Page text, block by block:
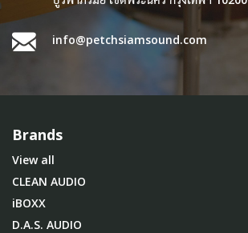
info@petchsiamsound.com
Brands
View all
CLEAN AUDIO
iBOXX
D.A.S. AUDIO